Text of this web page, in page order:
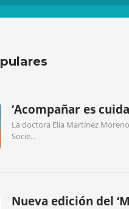
‘Acompañar es
La doctora Elia Martínez
Socie...
Nueva edición del